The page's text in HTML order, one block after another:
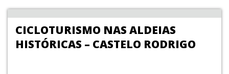
CICLOTURISMO NAS ALDEIAS
HISTÓRICAS – CASTELO RODRIGO